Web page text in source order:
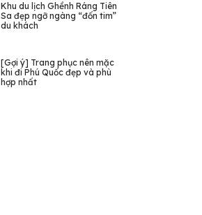
Khu du lịch Ghềnh Ráng Tiên
Sa đẹp ngỡ ngàng “đốn tim”
du khách
[Gợi ý] Trang phục nên mặc
khi đi Phú Quốc đẹp và phù
hợp nhất